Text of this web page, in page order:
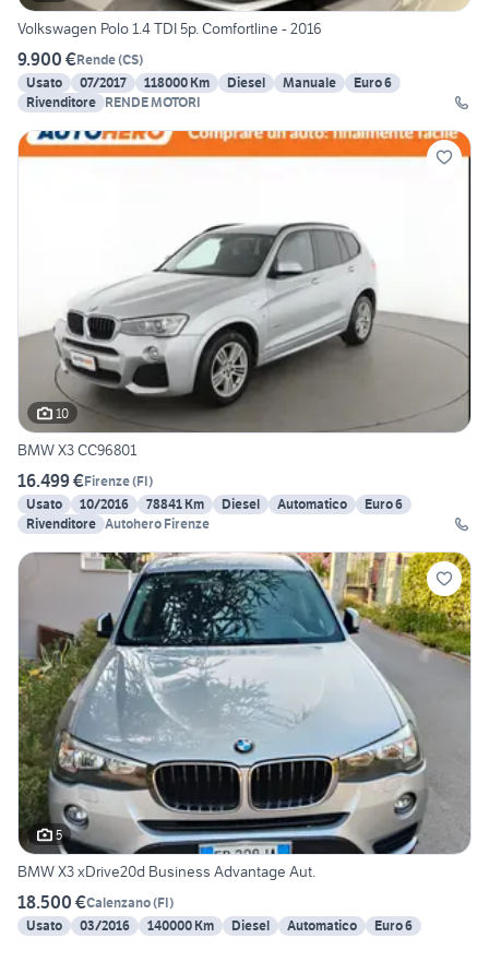
Volkswagen Polo 1.4 TDI 5p. Comfortline - 2016
9.900 €Rende(CS)
Usato
07/2017 118000 Km Diesel Manuale
Euro 6
Rivenditore RENDE MOTORI
10
BMW X3 CC96801
16.499 €Firenze(FI)
Usato
10/2016 78841 Km Diesel Automatico
Euro 6
Rivenditore Autohero Firenze
5
BMW X3 xDrive20d Business Advantage Aut.
18.500 €Calenzano(FI)
Usato
03/2016 140000 Km Diesel Automatico Euro 6